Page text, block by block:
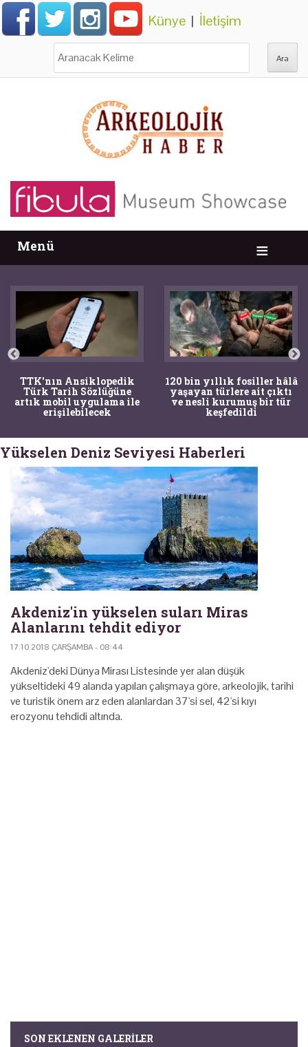
Künye | İletişim
Menü
TTK'nın Ansiklopedik
Türk Tarih Sözlüğüne
artık mobil uygulama ile
erişilebilecek
120 bin yıllık fosiller hâlâ
yaşayan türlere ait çıktı
ve nesli kurumuş bir tür
keşfedildi
Yükselen Deniz Seviyesi Haberleri
Akdeniz'in yükselen suları Miras
Alanlarını tehdit ediyor
17.10.2018 ÇARŞAMBA - 08:44
Akdeniz'deki Dünya Mirası Listesinde yer alan düşük
yükseltideki 49 alanda yapılan çalışmaya göre, arkeolojik, tarihi
ve turistik önem arz eden alanlardan 37'si sel, 42'si kıyı
erozyonu tehdidi altında.
SON EKLENEN GALERILER